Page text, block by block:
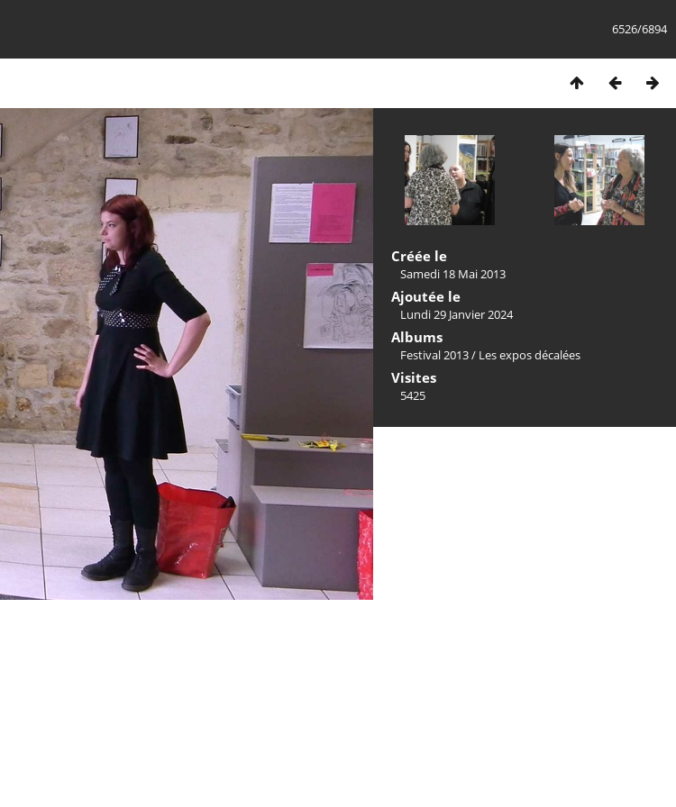
6526/6894
Créée le
Samedi 18 Mai 2013
Ajoutée le
Lundi 29 Janvier 2024
Albums
Festival 2013/ Les expos décalées
Visites
5425